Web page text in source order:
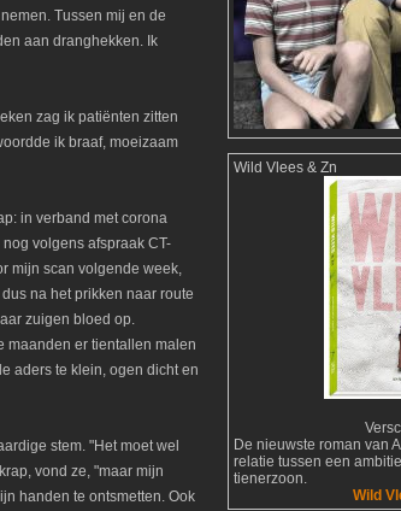
Tussen mij en de
aan dranghekken. Ik
zag ik patiënten zitten
ik braaf, moeizaam
in verband met corona
volgens afspraak CT-
mijn scan volgende week,
na het prikken naar route
zuigen bloed op.
maanden er tientallen malen
aders te klein, ogen dicht en
stem. "Het moet wel
vond ze, "maar mijn
handen te ontsmetten. Ook
Wild Vlees & Zn
De nieuwste roman van
relatie tussen een
tienerzoon.
Wild